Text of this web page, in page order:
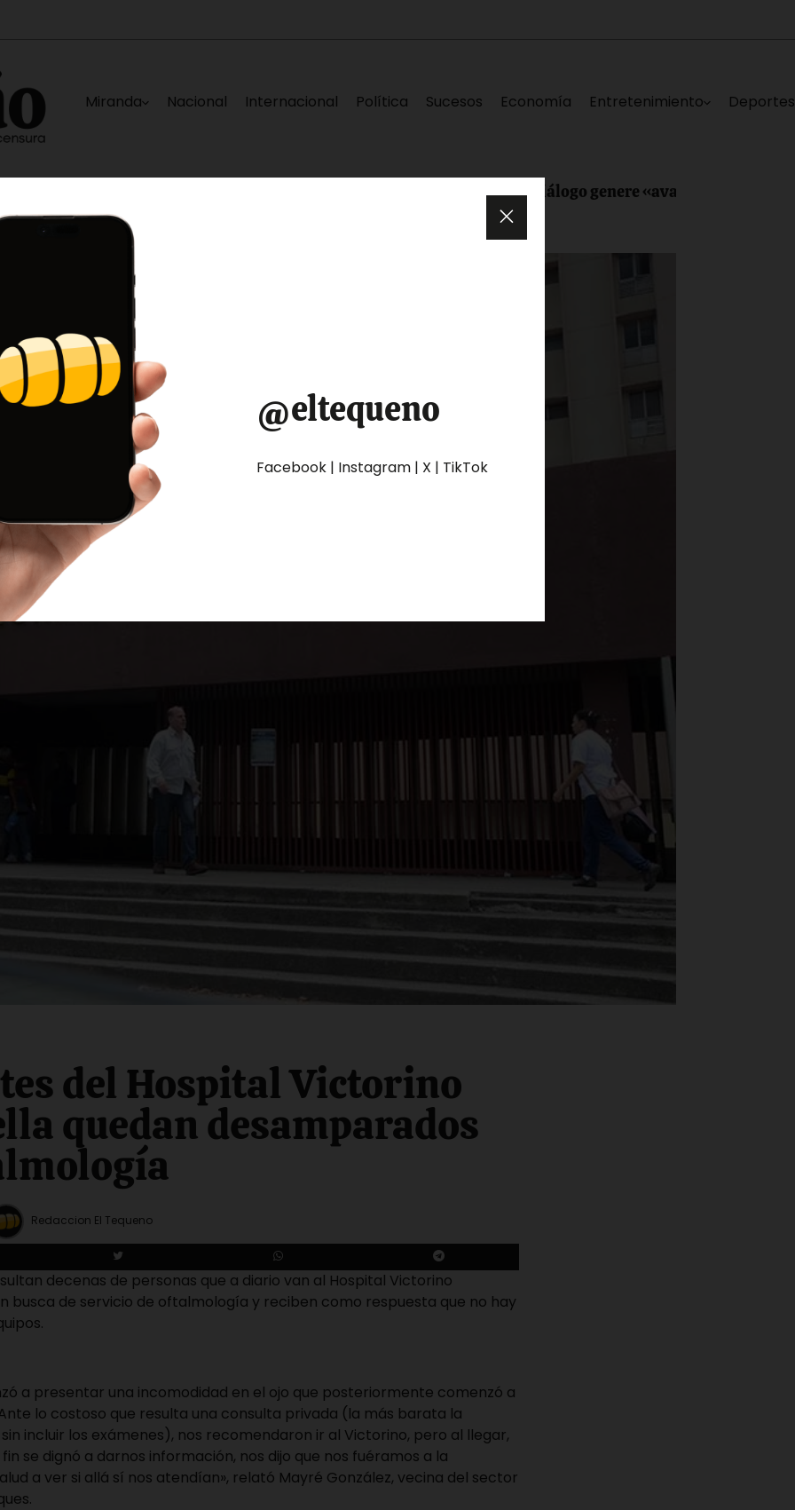
Miranda Nacional Internacional Política Sucesos Economía Entretenimiento Deportes
de agosto Plataforma Unitaria espera que mesa de diálogo genere «avances reales para
del Hospital Victorino
quedan ‎desamparados
Redaccion El Tequeno
decenas de personas que a diario van al Hospital Victorino
busca de servicio de oftalmología y reciben como respuesta que no hay
a presentar una incomodidad en el ojo que posteriormente comenzó a
lo costoso que resulta una consulta privada (la más barata la
incluir los exámenes), nos recomendaron ir al Victorino, pero al llegar,
se dignó a darnos información, nos dijo que nos fuéramos a la
a ver si allá sí nos atendían», relató Mayré González, vecina del sector
@eltequeno
Facebook | Instagram | X | TikTok